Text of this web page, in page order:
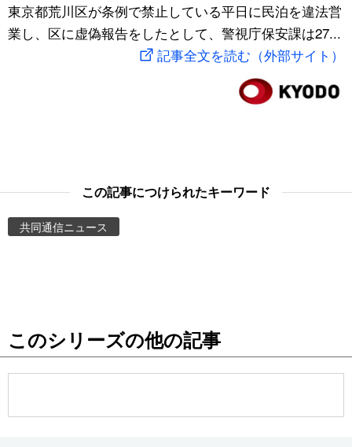
文化
動画/Live
お知らせ
スポーツ・東京2020
東京都荒川区が条例で禁止している平日に民泊を違法営
業し、区に虚偽報告をしたとして、警視庁保安課は27...
記事全文を読む（外部サイト）
この記事につけられたキーワード
共同通信ニュース
このシリーズの他の記事